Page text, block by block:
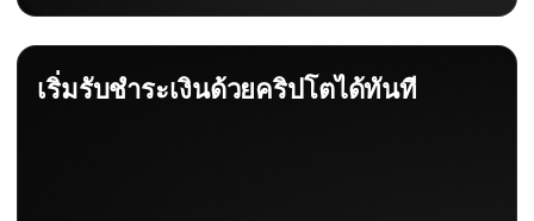
เริ่มรับชำระเงินด้วยคริปโตได้ทันที